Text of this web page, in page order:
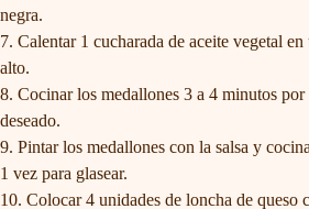
negra.
Calentar 1 cucharada de aceite vegetal
alto.
Cocinar los medallones 3 a 4 minutos
deseado.
Pintar los medallones con la salsa y
1 vez para glasear.
Colocar 4 unidades de loncha de queso